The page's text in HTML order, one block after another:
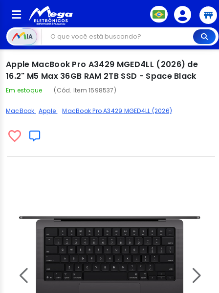
IA
Apple MacBook Pro A3429 MGED4LL (2026) de
16.2" M5 Max 36GB RAM 2TB SSD - Space Black
Em estoque (Cód. Item 1598537)
MacBook Apple MacBook Pro A3429 MGED4LL (2026)